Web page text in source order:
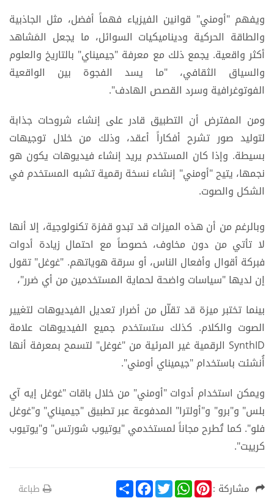
ويفهم "أومني" قوانين الفيزياء فهماً أفضل، مثل الجاذبية
والطاقة الحركية وديناميكيات السوائل، ما يجعل المَشاهد
أكثر واقعية. يجمع ذلك مع معرفة "جيميناي" بالتاريخ والعلوم
والسياق الثقافي، "ما يسد الفجوة بين الواقعية
الفوتوغرافية وسرد القصص الهادف".
ومن المفترض أن التطبيق قادر على إنشاء شروحات جذابة
لتوليد صور تشرح أفكاراً أعقد، وذلك من خلال توجيهات
بسيطة. وإذا كان المستخدم يريد إنشاء فيديوهات يكون هو
نجمها، يتيح "أومني" إنشاء نسخة رقمية تشبه المستخدم في
الشكل والصوت.
وبالرغم من أن هذه الميزات قد تبدو قفزة تكنولوجية، إلا أنها
لا تأتي من دون مخاوف، خصوصاً مع احتمال زيادة أدوات
فبركة أقوال وأفعال الناس، أو سرقة هوياتهم. "غوغل" تقول
إن لديها "سياسات واضحة لحماية المستخدمين من أي ضرر"،
بينما تختبر ميزة قد تقلّل من أضرار تعديل الفيديوهات لتغيير
الصوت والكلام. كذلك ستستخدم جميع الفيديوهات علامة
SynthID الرقمية غير المرئية من "غوغل" لتسمح بمعرفة أنها
أُنشئت باستخدام "جيميناي أومني".
ويمكن استخدام أدوات "أومني" من خلال باقات "غوغل إيه آي
بلس" و"برو" و"أولترا" المدفوعة عبر تطبيق "جيميناي" و"غوغل
فلو". كما تُطرح مجاناً لمستخدمي "يوتيوب شورتس" و"يوتيوب
كرييت".
مشاركة : S F T W P طباعة